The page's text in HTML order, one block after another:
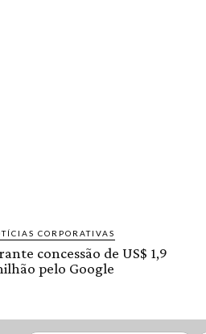
CORPORATIVAS
concessão de US$ 1,9
pelo Google